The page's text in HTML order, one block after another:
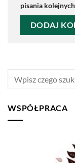
pisania
WSPÓŁPRACA